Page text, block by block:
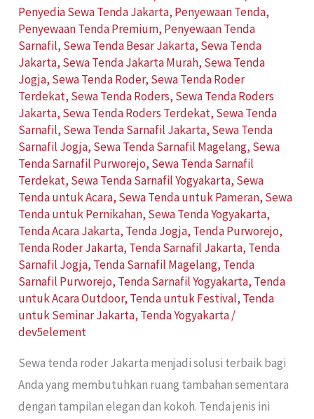
Penyedia Sewa Tenda Jakarta, Penyewaan Tenda,
Penyewaan Tenda Premium, Penyewaan Tenda
Sarnafil, Sewa Tenda Besar Jakarta, Sewa Tenda
Jakarta, Sewa Tenda Jakarta Murah, Sewa Tenda
Jogja, Sewa Tenda Roder, Sewa Tenda Roder
Terdekat, Sewa Tenda Roders, Sewa Tenda Roders
Jakarta, Sewa Tenda Roders Terdekat, Sewa Tenda
Sarnafil, Sewa Tenda Sarnafil Jakarta, Sewa Tenda
Sarnafil Jogja, Sewa Tenda Sarnafil Magelang, Sewa
Tenda Sarnafil Purworejo, Sewa Tenda Sarnafil
Terdekat, Sewa Tenda Sarnafil Yogyakarta, Sewa
Tenda untuk Acara, Sewa Tenda untuk Pameran, Sewa
Tenda untuk Pernikahan, Sewa Tenda Yogyakarta,
Tenda Acara Jakarta, Tenda Jogja, Tenda Purworejo,
Tenda Roder Jakarta, Tenda Sarnafil Jakarta, Tenda
Sarnafil Jogja, Tenda Sarnafil Magelang, Tenda
Sarnafil Purworejo, Tenda Sarnafil Yogyakarta, Tenda
untuk Acara Outdoor, Tenda untuk Festival, Tenda
untuk Seminar Jakarta, Tenda Yogyakarta/
dev5element
Sewa tenda roder Jakarta menjadi solusi terbaik bagi
Anda yang membutuhkan ruang tambahan sementara
dengan tampilan elegan dan kokoh. Tenda jenis ini